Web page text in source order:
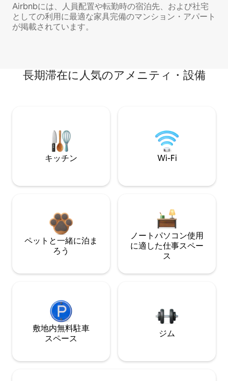
Airbnbには、人員配置や転勤時の宿泊先、および社宅
としての利用に最適な家具完備のマンション・アパート
が掲載されています。
長期滞在に人気のアメニティ・設備
キッチン Wi-Fi
ペットと一緒に泊ま
ろう
ノートパソコン使用
に適した仕事スペー
ス
敷地内無料駐⁠車
ス⁠ペ⁠ー⁠ス
ジム